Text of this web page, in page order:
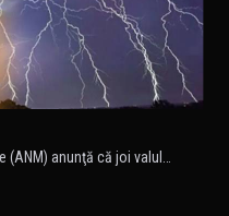
(ANM) anunţă că joi valul…